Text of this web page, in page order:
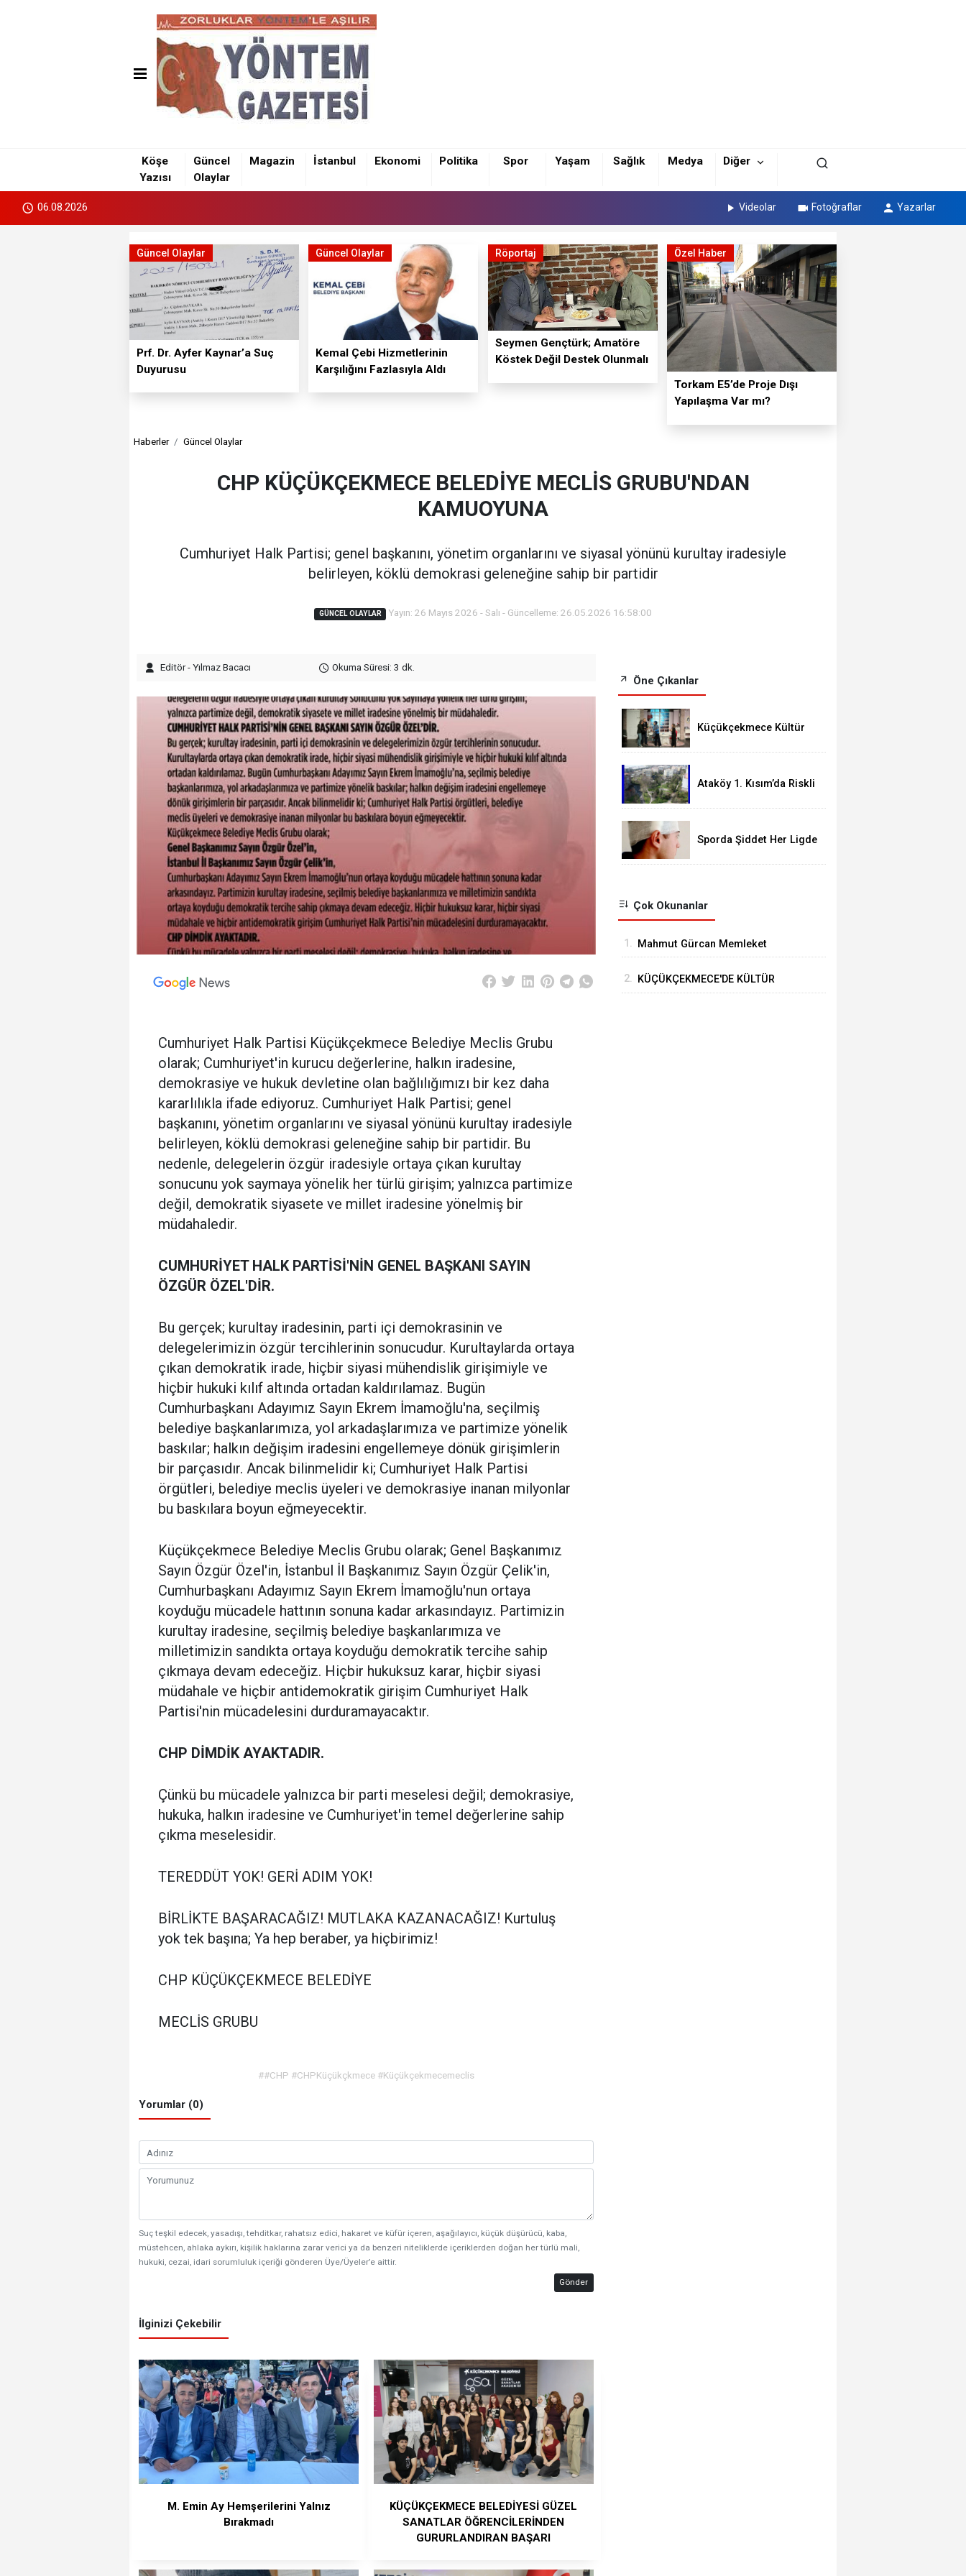
Köşe
Yazısı
Güncel
Olaylar
Magazin İstanbul Ekonomi Politika Spor Yaşam Sağlık Medya Diğer
06.08.2026 Videolar Fotoğraflar Yazarlar
Güncel Olaylar
Prf. Dr. Ayfer Kaynar’a Suç
Duyurusu
Güncel Olaylar
Kemal Çebi Hizmetlerinin
Karşılığını Fazlasıyla Aldı
Röportaj
Seymen Gençtürk; Amatöre
Köstek Değil Destek Olunmalı
Özel Haber
Torkam E5’de Proje Dışı
Yapılaşma Var mı?
Haberler Güncel Olaylar
CHP KÜÇÜKÇEKMECE BELEDİYE MECLİS GRUBU'NDAN
KAMUOYUNA
Cumhuriyet Halk Partisi; genel başkanını, yönetim organlarını ve siyasal yönünü kurultay iradesiyle
belirleyen, köklü demokrasi geleneğine sahip bir partidir
GÜNCEL OLAYLAR Yayın: 26 Mayıs 2026 - Salı - Güncelleme: 26.05.2026 16:58:00
Editör - Yılmaz Bacacı Okuma Süresi: 3 dk.
Cumhuriyet Halk Partisi Küçükçekmece Belediye Meclis Grubu
olarak; Cumhuriyet'in kurucu değerlerine, halkın iradesine,
demokrasiye ve hukuk devletine olan bağlılığımızı bir kez daha
kararlılıkla ifade ediyoruz. Cumhuriyet Halk Partisi; genel
başkanını, yönetim organlarını ve siyasal yönünü kurultay iradesiyle
belirleyen, köklü demokrasi geleneğine sahip bir partidir. Bu
nedenle, delegelerin özgür iradesiyle ortaya çıkan kurultay
sonucunu yok saymaya yönelik her türlü girişim; yalnızca partimize
değil, demokratik siyasete ve millet iradesine yönelmiş bir
müdahaledir.
CUMHURİYET HALK PARTİSİ'NİN GENEL BAŞKANI SAYIN
ÖZGÜR ÖZEL'DİR.
Bu gerçek; kurultay iradesinin, parti içi demokrasinin ve
delegelerimizin özgür tercihlerinin sonucudur. Kurultaylarda ortaya
çıkan demokratik irade, hiçbir siyasi mühendislik girişimiyle ve
hiçbir hukuki kılıf altında ortadan kaldırılamaz. Bugün
Cumhurbaşkanı Adayımız Sayın Ekrem İmamoğlu'na, seçilmiş
belediye başkanlarımıza, yol arkadaşlarımıza ve partimize yönelik
baskılar; halkın değişim iradesini engellemeye dönük girişimlerin
bir parçasıdır. Ancak bilinmelidir ki; Cumhuriyet Halk Partisi
örgütleri, belediye meclis üyeleri ve demokrasiye inanan milyonlar
bu baskılara boyun eğmeyecektir.
Küçükçekmece Belediye Meclis Grubu olarak; Genel Başkanımız
Sayın Özgür Özel'in, İstanbul İl Başkanımız Sayın Özgür Çelik'in,
Cumhurbaşkanı Adayımız Sayın Ekrem İmamoğlu'nun ortaya
koyduğu mücadele hattının sonuna kadar arkasındayız. Partimizin
kurultay iradesine, seçilmiş belediye başkanlarımıza ve
milletimizin sandıkta ortaya koyduğu demokratik tercihe sahip
çıkmaya devam edeceğiz. Hiçbir hukuksuz karar, hiçbir siyasi
müdahale ve hiçbir antidemokratik girişim Cumhuriyet Halk
Partisi'nin mücadelesini durduramayacaktır.
CHP DİMDİK AYAKTADIR.
Çünkü bu mücadele yalnızca bir parti meselesi değil; demokrasiye,
hukuka, halkın iradesine ve Cumhuriyet'in temel değerlerine sahip
çıkma meselesidir.
TEREDDÜT YOK! GERİ ADIM YOK!
BİRLİKTE BAŞARACAĞIZ! MUTLAKA KAZANACAĞIZ! Kurtuluş
yok tek başına; Ya hep beraber, ya hiçbirimiz!
CHP KÜÇÜKÇEKMECE BELEDİYE
MECLİS GRUBU
##CHP #CHPKüçükçkmece #Küçükçekmecemeclis
Yorumlar (0)
Suç teşkil edecek, yasadışı, tehditkar, rahatsız edici, hakaret ve küfür içeren, aşağılayıcı, küçük düşürücü, kaba,
müstehcen, ahlaka aykırı, kişilik haklarına zarar verici ya da benzeri niteliklerde içeriklerden doğan her türlü mali,
hukuki, cezai, idari sorumluluk içeriği gönderen Üye/Üyeler’e aittir.
Gönder
İlginizi Çekebilir
M. Emin Ay Hemşerilerini Yalnız
Bırakmadı
KÜÇÜKÇEKMECE BELEDİYESİ GÜZEL
SANATLAR ÖĞRENCİLERİNDEN
GURURLANDIRAN BAŞARI
Öne Çıkanlar
Küçükçekmece Kültür
Ağırladı
Ataköy 1. Kısım’da Riskli
Yıkılacak mı?
Sporda Şiddet Her Ligde
Çok Okunanlar
1. Mahmut Gürcan Memleket
2. KÜÇÜKÇEKMECE'DE KÜLTÜR